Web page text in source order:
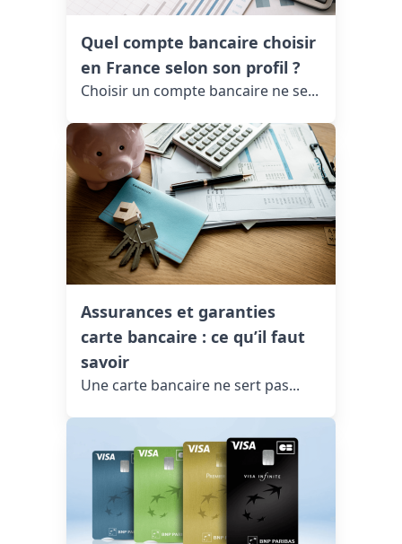
Quel compte bancaire choisir
en France selon son profil ?
Choisir un compte bancaire ne se...
Assurances et garanties
carte bancaire : ce qu’il faut
savoir
Une carte bancaire ne sert pas...